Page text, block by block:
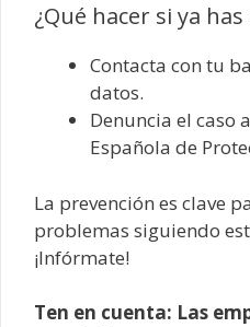
¿Qué hacer si ya
Contacta con tu
datos.
Denuncia el caso
Española de
La prevención es clave
problemas siguiendo
¡Infórmate!
Ten en cuenta: Las